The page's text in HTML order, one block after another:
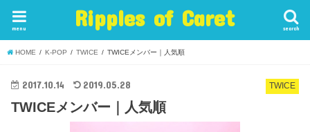
Ripples of Caret search
menu
HOME K-POP TWICE TWICEメンバー｜人気順
TWICE
2017.10.14 2019.05.28
TWICEメンバー｜人気順